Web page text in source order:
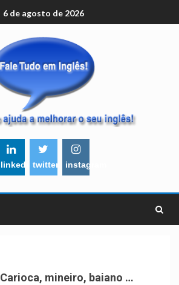
6 de agosto de 2026
linkedintwitter instagram
Carioca, mineiro, baiano …